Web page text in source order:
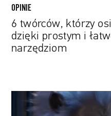
OPINIE
6 twórców, którzy
dzięki prostym i
narzędziom